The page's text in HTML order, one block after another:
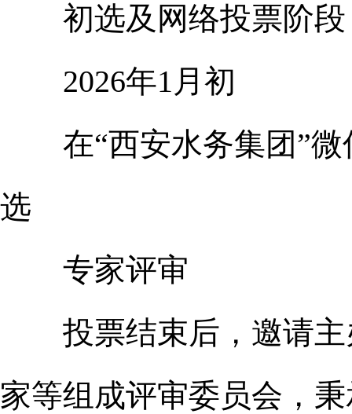
初选及网络投票阶段
2026年1月初
在“西安水务集团”微
选
专家评审
投票结束后，邀请主
家等组成评审委员会，